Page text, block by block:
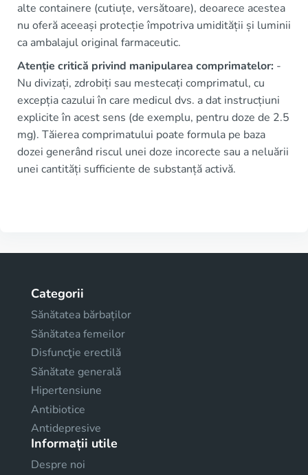
alte containere (cutiuțe, versătoare), deoarece acestea
nu oferă aceeași protecție împotriva umidității și luminii
ca ambalajul original farmaceutic.
Atenție critică privind manipularea comprimatelor: -
Nu divizați, zdrobiți sau mestecați comprimatul, cu
excepția cazului în care medicul dvs. a dat instrucțiuni
explicite în acest sens (de exemplu, pentru doze de 2.5
mg). Tăierea comprimatului poate formula pe baza
dozei generând riscul unei doze incorecte sau a neluării
unei cantități sufficiente de substanță activă.
Categorii
Sănătatea bărbaților
Sănătatea femeilor
Disfuncţie erectilă
Sănătate generală
Hipertensiune
Antibiotice
Antidepresive
Informații utile
Despre noi